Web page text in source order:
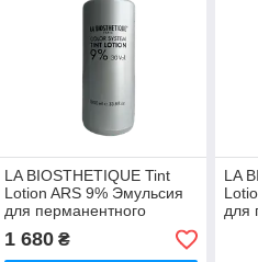
LA BIOSTHETIQUE Tint
Lotion ARS 9% Эмульсия
для перманентного
окрашивания волос 9%,
1000 мл
1 680₴
LA
для